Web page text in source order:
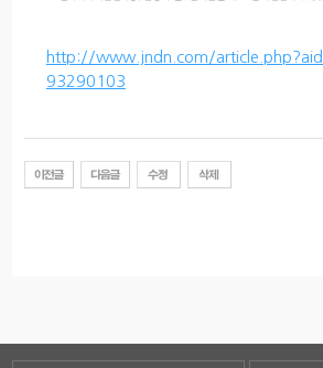
http://www.jndn.com/
93290103